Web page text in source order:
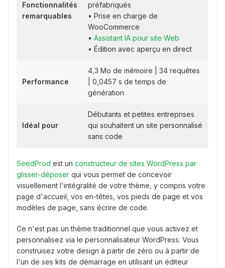
Fonctionnalités
remarquables
préfabriqués
• Prise en charge de
WooCommerce
• Assistant IA pour site Web
• Édition avec aperçu en direct
Performance
4,3 Mo de mémoire | 34 requêtes
| 0,0457 s de temps de
génération
Idéal pour
Débutants et petites entreprises
qui souhaitent un site personnalisé
sans code
SeedProd est un constructeur de sites WordPress par
glisser-déposer qui vous permet de concevoir
visuellement l'intégralité de votre thème, y compris votre
page d'accueil, vos en-têtes, vos pieds de page et vos
modèles de page, sans écrire de code.
Ce n'est pas un thème traditionnel que vous activez et
personnalisez via le personnalisateur WordPress. Vous
construisez votre design à partir de zéro ou à partir de
l'un de ses kits de démarrage en utilisant un éditeur